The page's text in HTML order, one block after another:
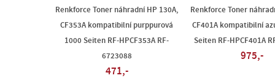
Renkforce Toner náhradní HP 130A,
CF353A kompatibilní purppurová
1000 Seiten RF-HPCF353A RF-
6723088
471,-
Renkforce Toner
CF401A kompatibilní
Seiten RF-HPCF401A
975,-